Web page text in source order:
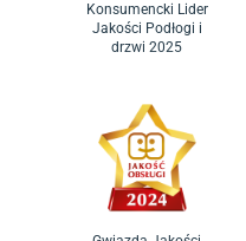
Konsumencki Lider
Jakości Podłogi i
drzwi 2025